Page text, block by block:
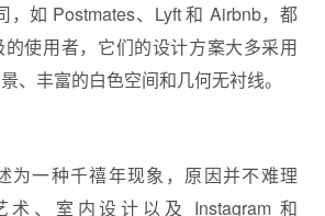
，如 Postmates、Lyft 和 Airbnb，都
使用者，它们的设计方案大多采用
、丰富的白色空间和几何无衬线。
为一种千禧年现象，原因并不难理
、室内设计以及 Instagram 和